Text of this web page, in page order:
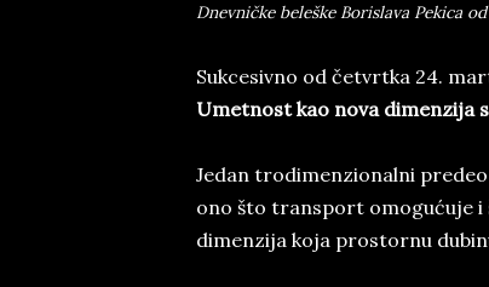
Dnevničke beleške Borislava Pekica
Sukcesivno od četvrtka 24.
Umetnost kao nova dimenzija
Jedan trodimenzionalni
ono što transport omogućuje i
dimenzija koja prostornu